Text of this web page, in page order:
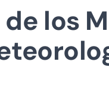
los